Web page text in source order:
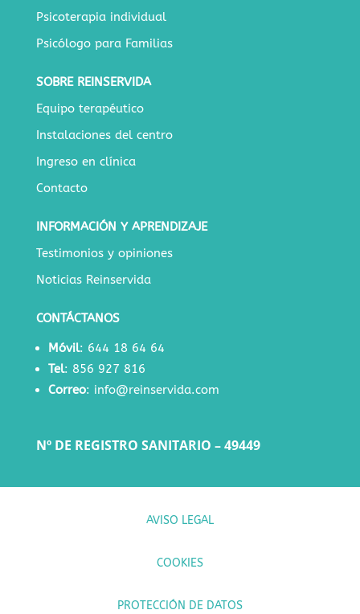
Psicoterapia individual
Psicólogo para Familias
SOBRE REINSERVIDA
Equipo terapéutico
Instalaciones del centro
Ingreso en clínica
Contacto
INFORMACIÓN Y APRENDIZAJE
Testimonios y opiniones
Noticias Reinservida
CONTÁCTANOS
Móvil: 644 18 64 64
Tel: 856 927 816
Correo: info@reinservida.com
Nº DE REGISTRO SANITARIO – 49449
AVISO LEGAL
COOKIES
PROTECCIÓN DE DATOS